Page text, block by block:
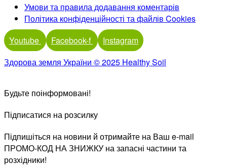
Умови та правила додавання коментарів
Політика конфіденційності та файлів Cookies
Youtube
Facebook-f
Instagram
Здорова земля України © 2025 Healthy Soil
Будьте поінформовані!
Підписатися на розсилку
Підпишіться на новини й отримайте на Ваш e-mail
ПРОМО-КОД НА ЗНИЖКУ на запасні частини та
розхідники!